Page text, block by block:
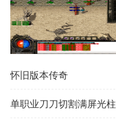
怀旧版本传奇
单职业刀刀切割满屏光柱